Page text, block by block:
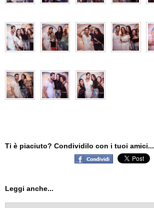
Ti è piaciuto? Condividilo con i tuoi amici...
Leggi anche...